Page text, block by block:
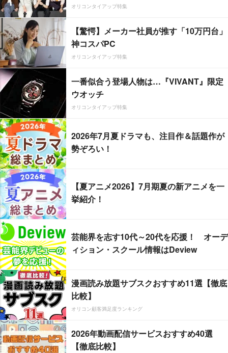
オリコンタイアップ特集
【驚愕】メーカー社員が推す「10万円台」
神コスパPC
オリコンタイアップ特集
一番似合う登場人物は…『VIVANT』限定
ウオッチ
オリコンタイアップ特集
2026年7月夏ドラマも、注目作＆話題作が
勢ぞろい！
【夏アニメ2026】7月期夏の新アニメを一
挙紹介！
芸能界を志す10代～20代を応援！ オーデ
ィション・スクール情報はDeview
漫画読み放題サブスクおすすめ11選【徹底
比較】
オリコン顧客満足度ランキング
2026年動画配信サービスおすすめ40選
【徹底比較】